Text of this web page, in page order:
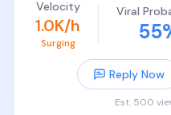
你覺得 Jeff Dean
布局？
Velocity
1.0K/h
Surging
Viral
55
Reply Now
Est. 500